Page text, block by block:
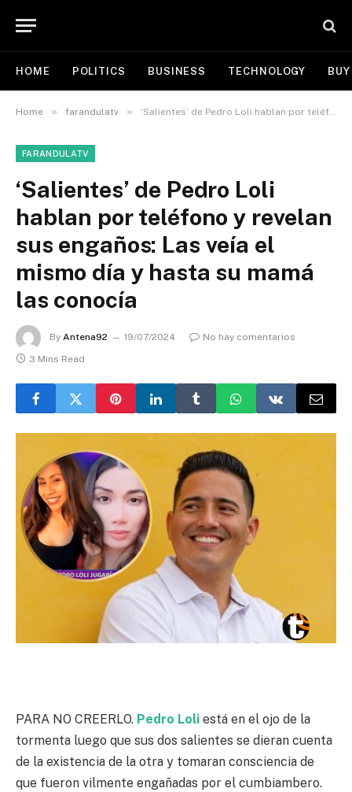
HOME POLITICS BUSINESS TECHNOLOGY
Home » farandulatv » ‘Salientes’ de Pedro Loli hablan por teléfono y revelan sus engaños: Las veía el mismo día y hasta su mamá las conocía
FARANDULATV
‘Salientes’ de Pedro Loli
hablan por teléfono y revelan
sus engaños: Las veía el
mismo día y hasta su mamá
las conocía
By Antena92 19/07/2024
No hay comentarios
3 Mins Read
PARA NO CREERLO. Pedro Loli está en el ojo de la
tormenta luego que sus dos salientes se dieran cuenta
de la existencia de la otra y tomaran consciencia de
que fueron vilmente engañadas por el cumbiambero.